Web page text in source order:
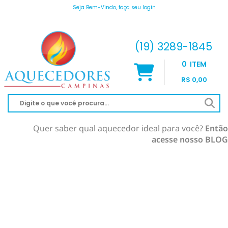
Seja Bem-Vindo, faça seu login
(19) 3289-1845
0 ITEM
R$ 0,00
Quer saber qual aquecedor ideal para você? Então
acesse nosso BLOG